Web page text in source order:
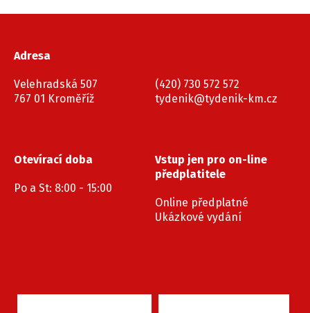
Adresa
Velehradská 507
767 01 Kroměříž
(420) 730 572 572
tydenik@tydenik-km.cz
Otevírací doba
Po a St: 8:00 - 15:00
Vstup jen pro on-line
předplatitele
Online předplatné
Ukázkové vydání